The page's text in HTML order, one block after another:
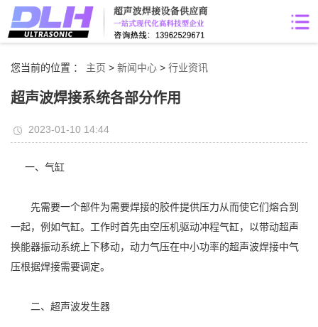
您当前的位置 ： 主页 > 新闻中心 > 行业资讯
超声波焊接系统各部分作用
2023-01-10 14:44
一、气缸
先需要一个部件为需要焊接的胶件提供压力从而使它们熔合到
一起，例如气缸。工作时首先由空压机驱动冲程气缸，以带动超声
换能器振动系统上下移动，动力气压在中小功率的超声波焊接中气
压根据焊接需要调定。
二、超声波发生器